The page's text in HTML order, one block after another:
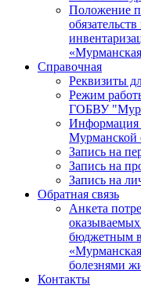
Положение
Справочная
Реквизиты
Режим
ГОБВУ
Информация
Мурманской
Запись на
Запись на
Запись на
Обратная связь
Анкета
бюджетным
болезнями
Контакты